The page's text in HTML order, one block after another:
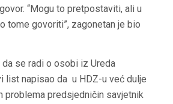
“Mogu to pretpostaviti, ali u
tome govoriti”, zagonetan je bio
se radi o osobi iz Ureda
list napisao da u HDZ-u već dulje
problema predsjedničin savjetnik